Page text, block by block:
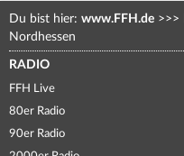
Du bist hier: www.FFH.de >>>
Nordhessen
RADIO
FFH Live
80er Radio
90er Radio